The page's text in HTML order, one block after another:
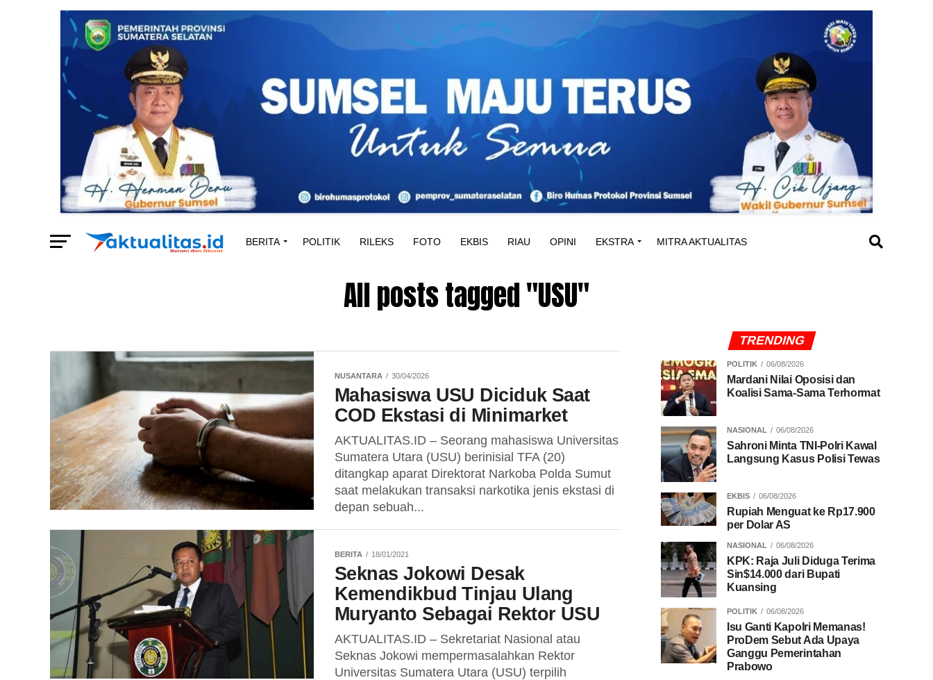
BERITA POLITIK RILEKS FOTO EKBIS RIAU OPINI EKSTRA MITRA AKTUALITAS
All posts tagged "USU"
NUSANTARA 30/04/2026
Mahasiswa USU Diciduk Saat
COD Ekstasi di Minimarket
AKTUALITAS.ID – Seorang mahasiswa Universitas
Sumatera Utara (USU) berinisial TFA (20)
ditangkap aparat Direktorat Narkoba Polda Sumut
saat melakukan transaksi narkotika jenis ekstasi di
depan sebuah...
BERITA 18/01/2021
Seknas Jokowi Desak
Kemendikbud Tinjau Ulang
Muryanto Sebagai Rektor USU
AKTUALITAS.ID – Sekretariat Nasional atau
Seknas Jokowi mempermasalahkan Rektor
Universitas Sumatera Utara (USU) terpilih
TRENDING
POLITIK 06/08/2026
Mardani Nilai Oposisi dan
Koalisi Sama-Sama Terhormat
NASIONAL 06/08/2026
Sahroni Minta TNI-Polri Kawal
Langsung Kasus Polisi Tewas
EKBIS 06/08/2026
Rupiah Menguat ke Rp17.900
per Dolar AS
NASIONAL 06/08/2026
KPK: Raja Juli Diduga Terima
Sin$14.000 dari Bupati
Kuansing
POLITIK 06/08/2026
Isu Ganti Kapolri Memanas!
ProDem Sebut Ada Upaya
Ganggu Pemerintahan
Prabowo